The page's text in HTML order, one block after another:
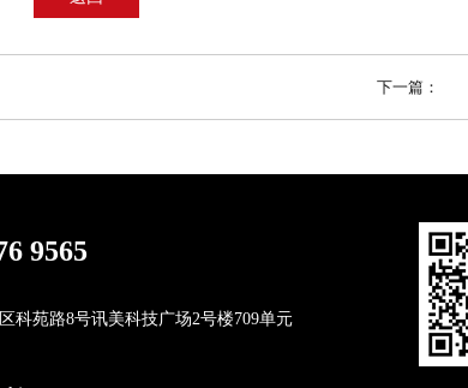
下一篇：
9565
科苑路8号讯美科技广场2号楼709单元